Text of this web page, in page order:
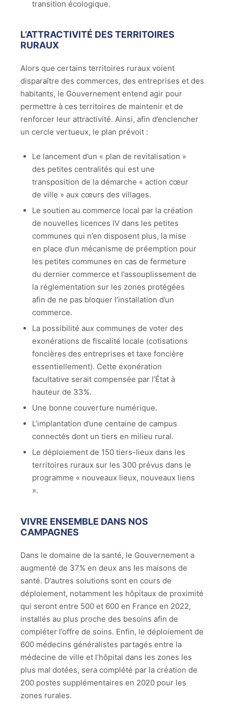
transition écologique.
L’ATTRACTIVITÉ DES TERRITOIRES
RURAUX
Alors que certains territoires ruraux voient
disparaître des commerces, des entreprises et des
habitants, le Gouvernement entend agir pour
permettre à ces territoires de maintenir et de
renforcer leur attractivité. Ainsi, afin d’enclencher
un cercle vertueux, le plan prévoit :
Le lancement d’un « plan de revitalisation »
des petites centralités qui est une
transposition de la démarche « action cœur
de ville » aux cœurs des villages.
Le soutien au commerce local par la création
de nouvelles licences IV dans les petites
communes qui n’en disposent plus, la mise
en place d’un mécanisme de préemption pour
les petites communes en cas de fermeture
du dernier commerce et l’assouplissement de
la réglementation sur les zones protégées
afin de ne pas bloquer l’installation d’un
commerce.
La possibilité aux communes de voter des
exonérations de fiscalité locale (cotisations
foncières des entreprises et taxe foncière
essentiellement). Cette exonération
facultative serait compensée par l’État à
hauteur de 33%.
Une bonne couverture numérique.
L’implantation d’une centaine de campus
connectés dont un tiers en milieu rural.
Le déploiement de 150 tiers-lieux dans les
territoires ruraux sur les 300 prévus dans le
programme « nouveaux lieux, nouveaux liens
».
VIVRE ENSEMBLE DANS NOS
CAMPAGNES
Dans le domaine de la santé, le Gouvernement a
augmenté de 37% en deux ans les maisons de
santé. D’autres solutions sont en cours de
déploiement, notamment les hôpitaux de proximité
qui seront entre 500 et 600 en France en 2022,
installés au plus proche des besoins afin de
compléter l’offre de soins. Enfin, le déploiement de
600 médecins généralistes partagés entre la
médecine de ville et l’hôpital dans les zones les
plus mal dotées, sera complété par la création de
200 postes supplémentaires en 2020 pour les
zones rurales.